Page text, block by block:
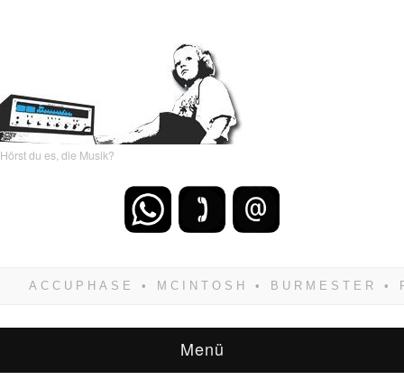
Hörst du es, die Musik?
zwangsläufig siegen! Und noch was: Hifi
Menü